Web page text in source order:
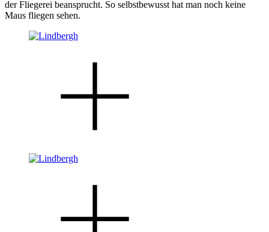
der Fliegerei beansprucht. So selbstbewusst hat man noch keine
Maus fliegen sehen.